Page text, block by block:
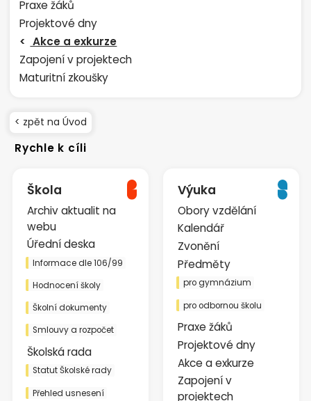
Praxe žáků
Projektové dny
Akce a exkurze
Zapojení v projektech
Maturitní zkoušky
< zpět na Úvod
Rychle k cíli
Škola
Archiv aktualit na
webu
Úřední deska
Informace dle 106/99
Hodnocení školy
Školní dokumenty
Smlouvy a rozpočet
Školská rada
Statut Školské rady
Přehled usnesení
Výuka
Obory vzdělání
Kalendář
Zvonění
Předměty
pro gymnázium
pro odbornou školu
Praxe žáků
Projektové dny
Akce a exkurze
Zapojení v
projektech